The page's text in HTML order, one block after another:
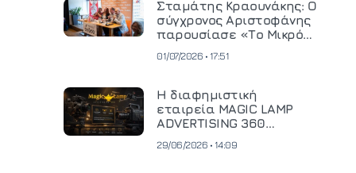
Σταμάτης Κραουνάκης: Ο
σύγχρονος Αριστοφάνης
παρουσίασε «Το Μικρό
01/07/2026 • 17:51
Η διαφημιστική
εταιρεία MAGIC LAMP
ADVERTISING 360
κινηματογραφική
29/06/2026 • 14:09